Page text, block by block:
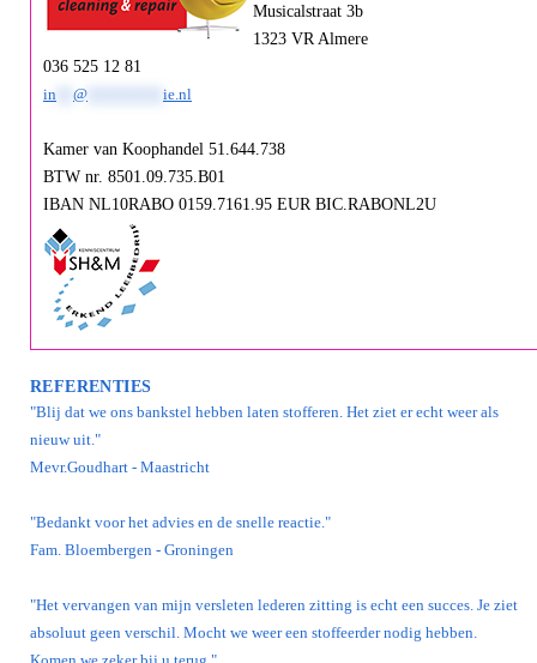
Musicalstraat 3b
1323 VR Almere
036 525 12 81
in
@ ie.nl
Kamer van Koophandel 51.644.738
BTW nr. 8501.09.735.B01
IBAN NL10RABO 0159.7161.95 EUR BIC.RABONL2U
REFERENTIES
"Blij dat we ons bankstel hebben laten stofferen. Het ziet er echt weer als
nieuw uit."
Mevr.Goudhart - Maastricht
"Bedankt voor het advies en de snelle reactie."
Fam. Bloembergen - Groningen
"Het vervangen van mijn versleten lederen zitting is echt een succes. Je ziet
absoluut geen verschil. Mocht we weer een stoffeerder nodig hebben.